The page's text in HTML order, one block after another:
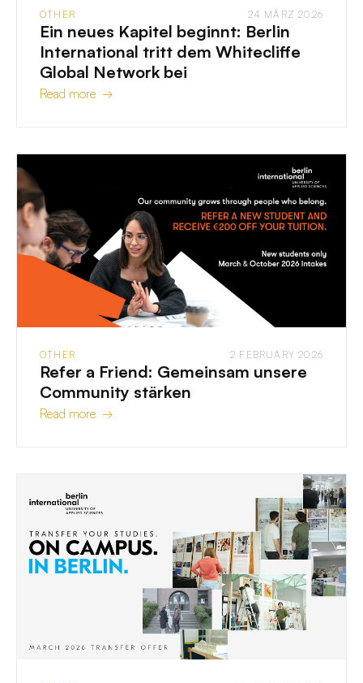
OTHER 24 MÄRZ 2026
Ein neues Kapitel beginnt: Berlin
International tritt dem Whitecliffe
Global Network bei
Read more →
OTHER 2 FEBRUARY 2026
Refer a Friend: Gemeinsam unsere
Community stärken
Read more →